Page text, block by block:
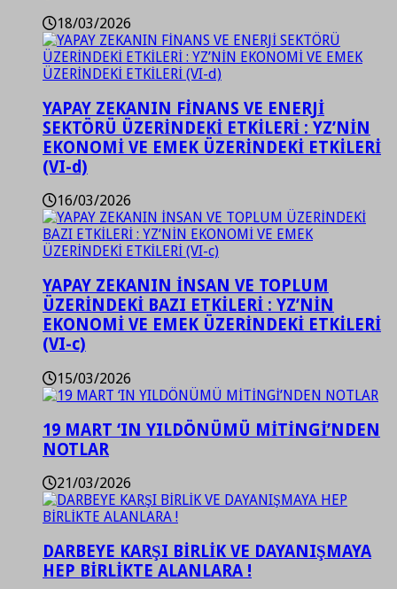
18/03/2026
YAPAY ZEKANIN FİNANS VE ENERJİ
SEKTÖRÜ ÜZERİNDEKİ ETKİLERİ : YZ’NİN
EKONOMİ VE EMEK ÜZERİNDEKİ ETKİLERİ
(VI-d)
16/03/2026
YAPAY ZEKANIN İNSAN VE TOPLUM
ÜZERİNDEKİ BAZI ETKİLERİ : YZ’NİN
EKONOMİ VE EMEK ÜZERİNDEKİ ETKİLERİ
(VI-c)
15/03/2026
19 MART ‘IN YILDÖNÜMÜ MİTİNGİ’NDEN
NOTLAR
21/03/2026
DARBEYE KARŞI BİRLİK VE DAYANIŞMAYA
HEP BİRLİKTE ALANLARA !